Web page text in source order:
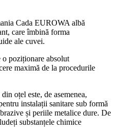
Cada EUROWA albă
care îmbină forma
ale cuvei.
poziționare absolut
maximă de la procedurile
oțel este, de asemenea,
instalații sanitare sub formă
și periile metalice dure. De
substanțele chimice